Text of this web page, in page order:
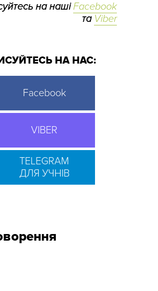
на нашіFacebook
та Viber
НА НАС:
Facebook
VIBER
TELEGRAM
ДЛЯ УЧНІВ